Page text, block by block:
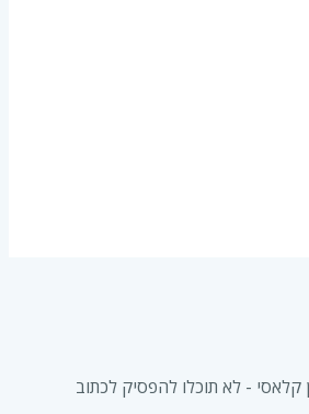
קלאסי - לא תוכלו להפסיק לכתוב